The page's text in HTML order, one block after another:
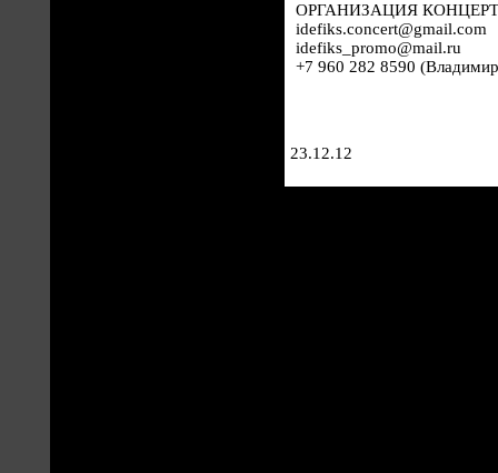
ОРГАНИЗАЦИЯ
idefiks.concert@gmail.com
idefiks_promo@mail.ru
+7 960 282 8590
23.12.12